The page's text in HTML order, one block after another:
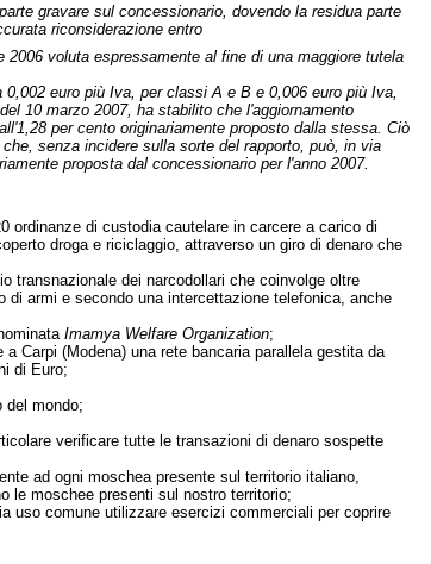
gravare sul concessionario, dovendo la residua parte
riconsiderazione entro
voluta espressamente al fine di una maggiore tutela
euro più Iva, per classi A e B e 0,006 euro più Iva,
10 marzo 2007, ha stabilito che l'aggiornamento
per cento originariamente proposto dalla stessa. Ciò
senza incidere sulla sorte del rapporto, può, in via
proposta dal concessionario per l'anno 2007.
di custodia cautelare in carcere a carico di
droga e riciclaggio, attraverso un giro di denaro che
transnazionale dei narcodollari che coinvolge oltre
armi e secondo una intercettazione telefonica, anche
Imamya Welfare Organization;
Carpi (Modena) una rete bancaria parallela gestita da
di Euro;
del mondo;
verificare tutte le transazioni di denaro sospette
ad ogni moschea presente sul territorio italiano,
le moschee presenti sul nostro territorio;
uso comune utilizzare esercizi commerciali per coprire